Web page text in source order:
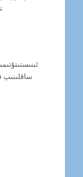
تارتىۋاتقان ئىلھام توختى ئەپەندىمنى بالدۇرراق قۇتۇلدۇرۇپ چىقىش ئۈچۈن ئىنىستىتىمىز بىرلىكتە ھەرىكەت قىلىشنى ئۈمىت قىلىدۇ.
ساقلىنىپ